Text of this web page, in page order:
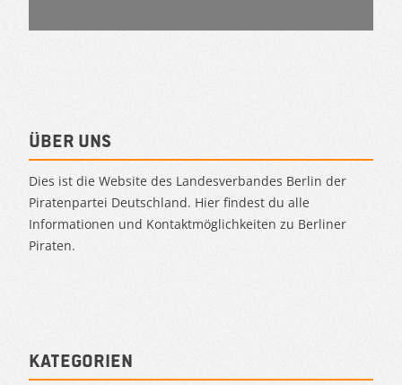
Über uns
Dies ist die Website des Landesverbandes Berlin der
Piratenpartei Deutschland. Hier findest du alle
Informationen und Kontaktmöglichkeiten zu Berliner
Piraten.
Kategorien